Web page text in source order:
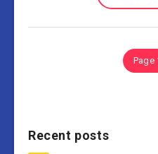
Page
Recent posts